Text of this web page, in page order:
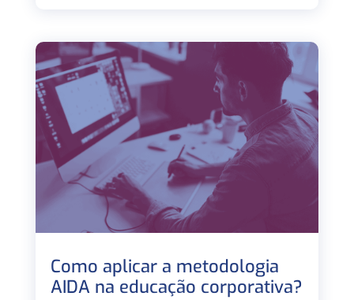
Como aplicar a metodologia
AIDA na educação corporativa?